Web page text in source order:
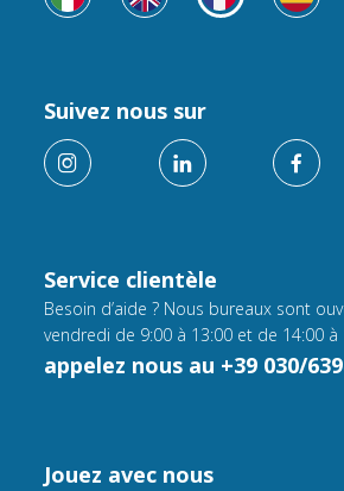
Service clientèle
Besoin d’aide ? Nous bureaux sont
vendredi de 9:00 à 13:00 et de 14:00 à
appelez nous au +39 030/
Suivez nous sur
Jouez avec nous